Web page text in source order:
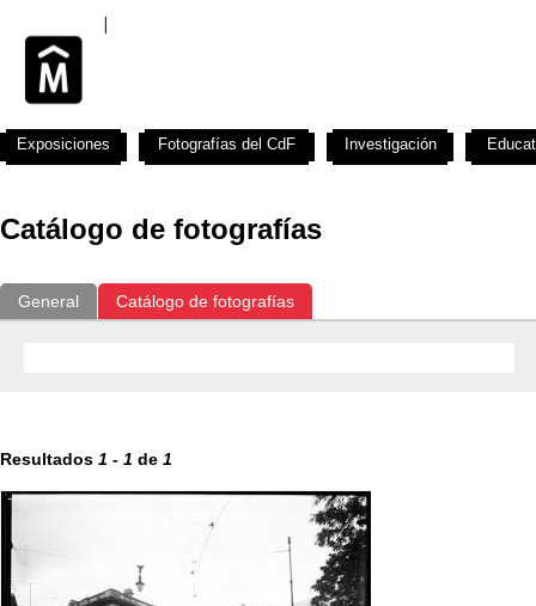
Catálogo de fotografías
General Catálogo de fotografías
Resultados 1 - 1 de 1
Exposiciones Fotografías del CdF Investigación